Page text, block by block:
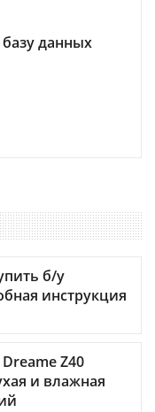
данных
б/у
инструкция
Z40
и влажная